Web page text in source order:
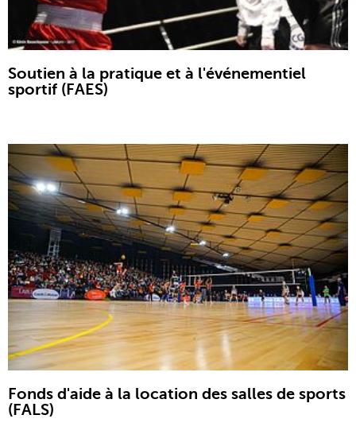
Soutien à la pratique et à l'événementiel
sportif (FAES)
Fonds d'aide à la location des salles de sports
(FALS)